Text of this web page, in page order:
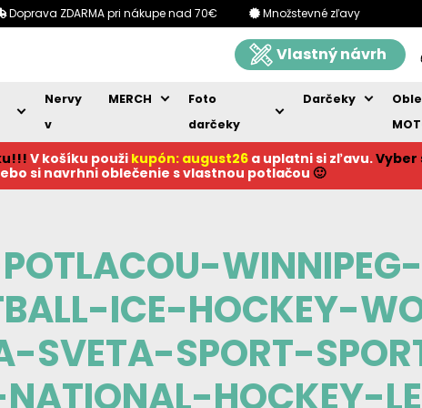
Doprava ZDARMA pri nákupe nad 70€ Množstevné zľavy
Vlastný návrh
Nervy
v
MERCH
Foto
darčeky
Darčeky
V košíku použi kupón: august26 a uplatni si zľavu.Vyber
si navrhni oblečenie s vlastnou potlačou 🙂
ICE-HOCKEY-
SVETA-SPORT-
HOCKEY-